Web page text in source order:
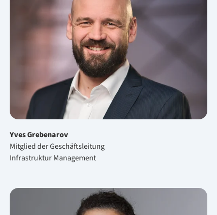
Yves Gre­ben­a­rov
Mit­glied der Ge­schäfts­lei­tung
Infrastruktur Management